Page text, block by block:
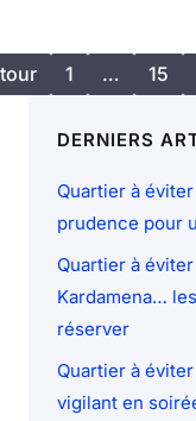
1 … 15
DERNIERS
Quartier à
prudence pour
Quartier à
Kardamena…
réserver
Quartier à
vigilant en